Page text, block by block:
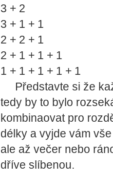
3 + 2
3 + 1 + 1
2 + 2 + 1
2 + 1 + 1 + 1
1 + 1 + 1 + 1 + 1
Představte si že
tedy by to bylo
kombinaovat pro
délky a vyjde vám
ale až večer nebo
dříve slíbenou.